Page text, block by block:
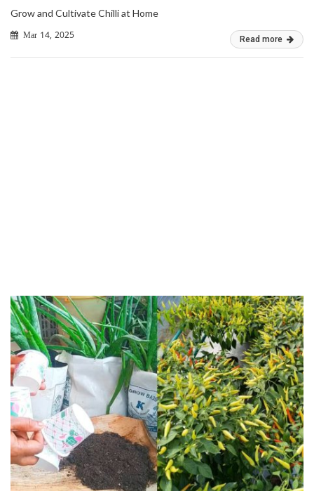
Grow and Cultivate Chilli at Home
Mar 14, 2025 Read more